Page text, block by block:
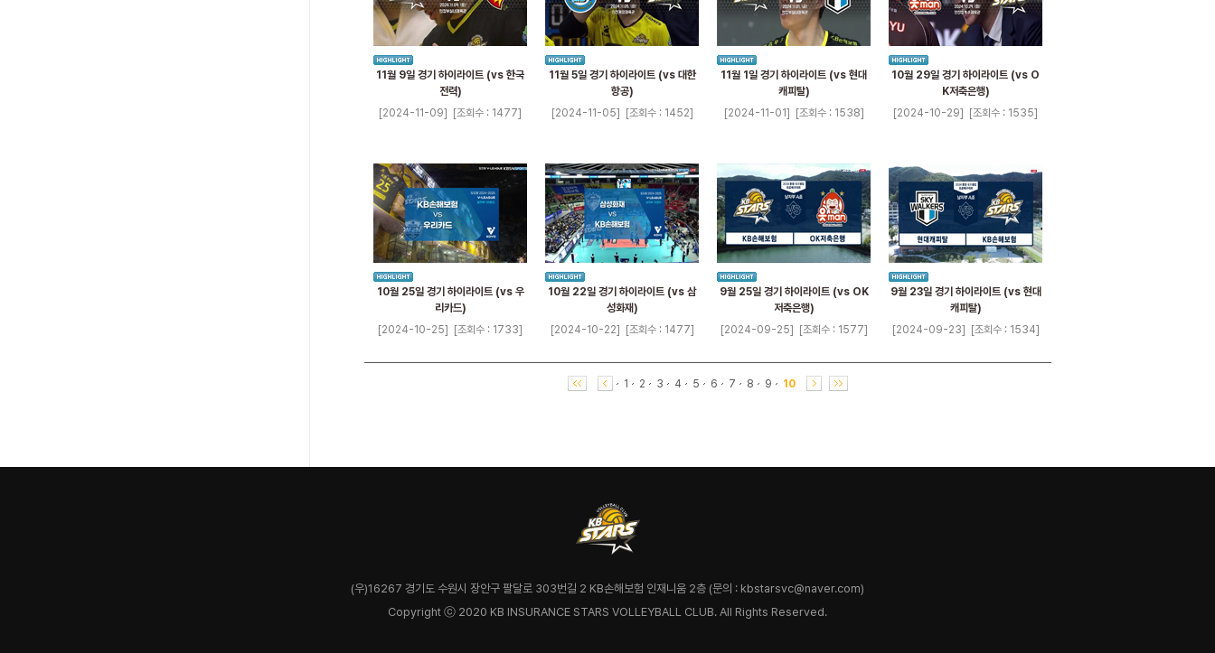
11월 9일 경기 하이라이트 (vs 한국
전력)
[2024-11-09]
[조회수 : 1477]
11월 5일 경기 하이라이트 (vs 대한
항공)
[2024-11-05]
[조회수 : 1452]
11월 1일 경기 하이라이트 (vs 현대
캐피탈)
[2024-11-01]
[조회수 : 1538]
10월 29일 경기 하이라이트 (vs O
K저축은행)
[2024-10-29]
[조회수 : 1535]
10월 25일 경기 하이라이트 (vs 우
리카드)
[2024-10-25]
[조회수 : 1733]
10월 22일 경기 하이라이트 (vs 삼
성화재)
[2024-10-22]
[조회수 : 1477]
9월 25일 경기 하이라이트 (vs OK
저축은행)
[2024-09-25]
[조회수 : 1577]
9월 23일 경기 하이라이트 (vs 현대
캐피탈)
[2024-09-23]
[조회수 : 1534]
1 2 3 4 5 6 7 8 9 10
(우)16267 경기도 수원시 장안구 팔달로 303번길 2 KB손해보험 인재니움 2층 (문의 : kbstarsvc@naver.com)
Copyright ⓒ 2020 KB INSURANCE STARS VOLLEYBALL CLUB. All Rights Reserved.